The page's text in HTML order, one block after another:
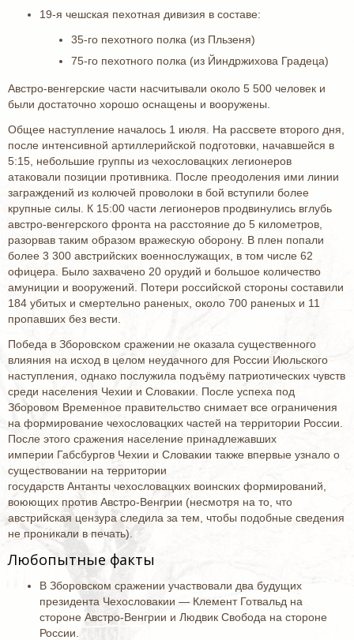
19-я чешская пехотная дивизия в составе:
35-го пехотного полка (из Пльзеня)
75-го пехотного полка (из Йиндржихова Градеца)
Австро-венгерские части насчитывали около 5 500 человек и
были достаточно хорошо оснащены и вооружены.
Общее наступление началось 1 июля. На рассвете второго дня,
после интенсивной артиллерийской подготовки, начавшейся в
5:15, небольшие группы из чехословацких легионеров
атаковали позиции противника. После преодоления ими линии
заграждений из колючей проволоки в бой вступили более
крупные силы. К 15:00 части легионеров продвинулись вглубь
австро-венгерского фронта на расстояние до 5 километров,
разорвав таким образом вражескую оборону. В плен попали
более 3 300 австрийских военнослужащих, в том числе 62
офицера. Было захвачено 20 орудий и большое количество
амуниции и вооружений. Потери российской стороны составили
184 убитых и смертельно раненых, около 700 раненых и 11
пропавших без вести.
Победа в Зборовском сражении не оказала существенного
влияния на исход в целом неудачного для России Июльского
наступления, однако послужила подъёму патриотических чувств
среди населения Чехии и Словакии. После успеха под
Зборовом Временное правительство снимает все ограничения
на формирование чехословацких частей на территории России.
После этого сражения население принадлежавших
империи Габсбургов Чехии и Словакии также впервые узнало о
существовании на территории
государств Антанты чехословацких воинских формирований,
воюющих против Австро-Венгрии (несмотря на то, что
австрийская цензура следила за тем, чтобы подобные сведения
не проникали в печать).
Любопытные факты
В Зборовском сражении участвовали два будущих
президента Чехословакии — Клемент Готвальд на
стороне Австро-Венгрии и Людвик Свобода на стороне
России.